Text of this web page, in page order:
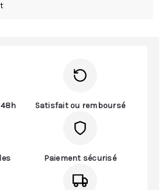
Satisfait ou remboursé
Paiement sécurisé